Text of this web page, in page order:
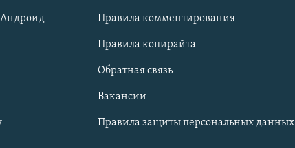
Правила комментирования
Правила копирайта
Обратная связь
Вакансии
Правила защиты персональных данных